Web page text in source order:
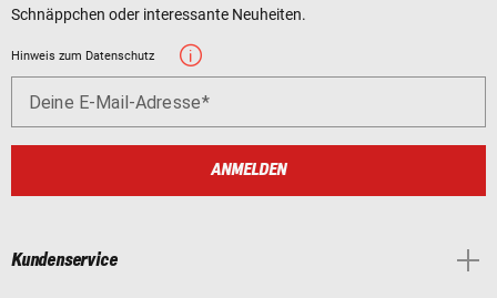
Schnäppchen oder interessante Neuheiten.
Hinweis zum Datenschutz
Deine E-Mail-Adresse
ANMELDEN
Kundenservice